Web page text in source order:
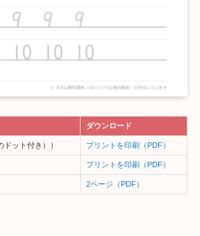
ダウンロード
ット付き）） プリントを印刷（PDF）
プリントを印刷（PDF）
2ページ（PDF）